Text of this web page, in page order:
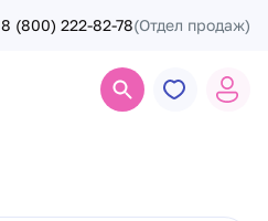
8 (800) 222-82-78(Отдел продаж)